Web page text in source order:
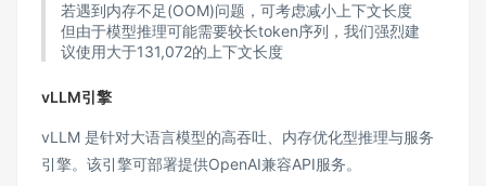
若遇到内存不足(OOM)问题，可考虑减小上下文长度
但由于模型推理可能需要较长token序列，我们强烈建
议使用大于131,072的上下文长度
vLLM引擎
vLLM 是针对大语言模型的高吞吐、内存优化型推理与服务
引擎。该引擎可部署提供OpenAI兼容API服务。